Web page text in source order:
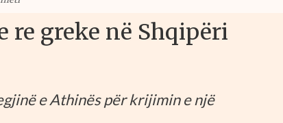
re greke në Shqipëri
e Athinës për krijimin e një